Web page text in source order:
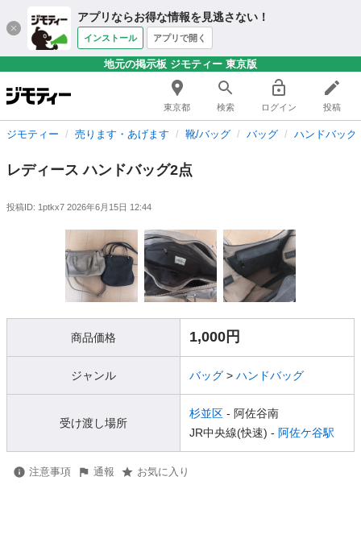
アプリならお得な情報を見逃さない！
インストール アプリで開く
地元の掲示板 ジモティー 東京版
東京都 検索 ログイン 投稿
ジモティー 売ります・あげます 靴/バッグ バッグ ハンドバッグ
レディース ハンドバッグ2点
投稿ID: 1ptkx7 2026年6月15日 12:44
商品価格 1,000円
ジャンル バッグ > ハンドバッグ
受け渡し場所
杉並区 - 阿佐谷南
JR中央線(快速) - 阿佐ケ谷駅
注意事項 通報 お気に入り